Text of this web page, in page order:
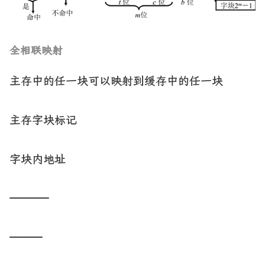
全相联映射
主存中的任一块可以映射到缓存中的任一块
主存字块标记
字块内地址
——————
—————